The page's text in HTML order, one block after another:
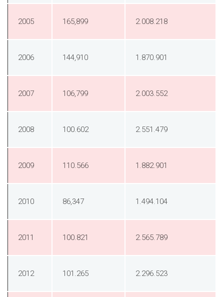
2005 165,899 2.008.218
2006 144,910 1.870.901
2007 106,799 2.003.552
2008 100.602 2.551.479
2009 110.566 1.882.901
2010 86,347 1.494.104
2011 100.821 2.565.789
2012 101.265 2.296.523